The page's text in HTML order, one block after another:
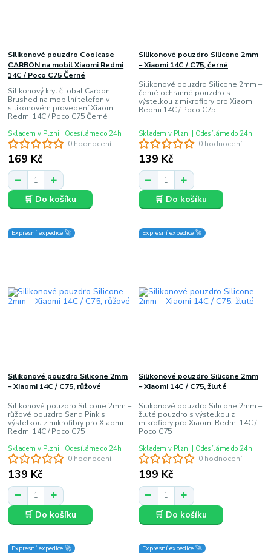
0 hodnocení
Silikonové pouzdro Coolcase
CARBON na mobil Xiaomi Redmi
14C / Poco C75 Černé
Silikonový kryt či obal Carbon
Brushed na mobilní telefon v
silikonovém provedení Xiaomi
Redmi 14C / Poco C75 Černé
169 Kč
Skladem v Plzni | Odesíláme do 24h
🛒 Do košíku
0 hodnocení
Silikonové pouzdro Silicone 2mm
– Xiaomi 14C / C75, černé
Silikonové pouzdro Silicone 2mm –
černé ochranné pouzdro s
výstelkou z mikrofibry pro Xiaomi
Redmi 14C / Poco C75
139 Kč
Skladem v Plzni | Odesíláme do 24h
🛒 Do košíku
Expresní expedice 🚀
0 hodnocení
Silikonové pouzdro Silicone 2mm
– Xiaomi 14C / C75, růžové
Silikonové pouzdro Silicone 2mm –
růžové pouzdro Sand Pink s
výstelkou z mikrofibry pro Xiaomi
Redmi 14C / Poco C75
139 Kč
Skladem v Plzni | Odesíláme do 24h
🛒 Do košíku
Expresní expedice 🚀
0 hodnocení
Silikonové pouzdro Silicone 2mm
– Xiaomi 14C / C75, žluté
Silikonové pouzdro Silicone 2mm –
žluté pouzdro s výstelkou z
mikrofibry pro Xiaomi Redmi 14C /
Poco C75
199 Kč
Skladem v Plzni | Odesíláme do 24h
🛒 Do košíku
Expresní expedice 🚀 Expresní expedice 🚀